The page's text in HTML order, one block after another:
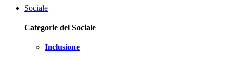
Sociale
Categorie del Sociale
Inclusione